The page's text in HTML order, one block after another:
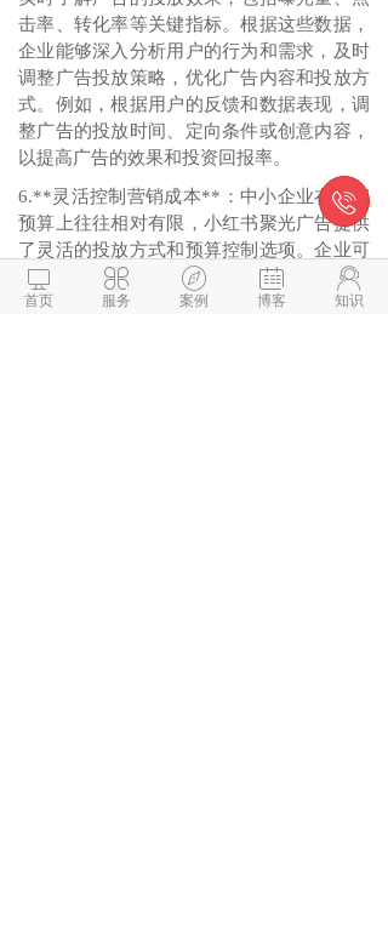
击率、转化率等关键指标。根据这些数据，
企业能够深入分析用户的行为和需求，及时
调整广告投放策略，优化广告内容和投放方
式。例如，根据用户的反馈和数据表现，调
整广告的投放时间、定向条件或创意内容，
以提高广告的效果和投资回报率。
6.**灵活控制营销成本**：中小企业在营销
预算上往往相对有限，小红书聚光广告提供
了灵活的投放方式和预算控制选项。企业可
以根据自身的预算情况，选择合适的广告投
放模式，如按点击付费（CPC）、按展示付

首页

服务

案例

博客

知识
